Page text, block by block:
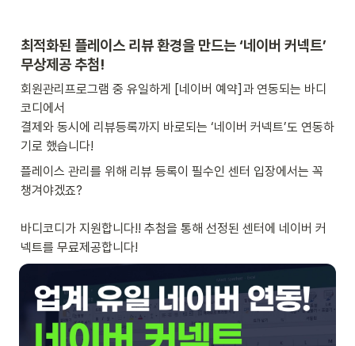
최적화된 플레이스 리뷰 환경을 만드는 ‘네이버 커넥트’
무상제공 추첨!
회원관리프로그램 중 유일하게 [네이버 예약]과 연동되는 바디
코디에서
결제와 동시에 리뷰등록까지 바로되는 ‘네이버 커넥트’도 연동하
기로 했습니다!
플레이스 관리를 위해 리뷰 등록이 필수인 센터 입장에서는 꼭
챙겨야겠죠?
바디코디가 지원합니다!! 추첨을 통해 선정된 센터에 네이버 커
넥트를 무료제공합니다!